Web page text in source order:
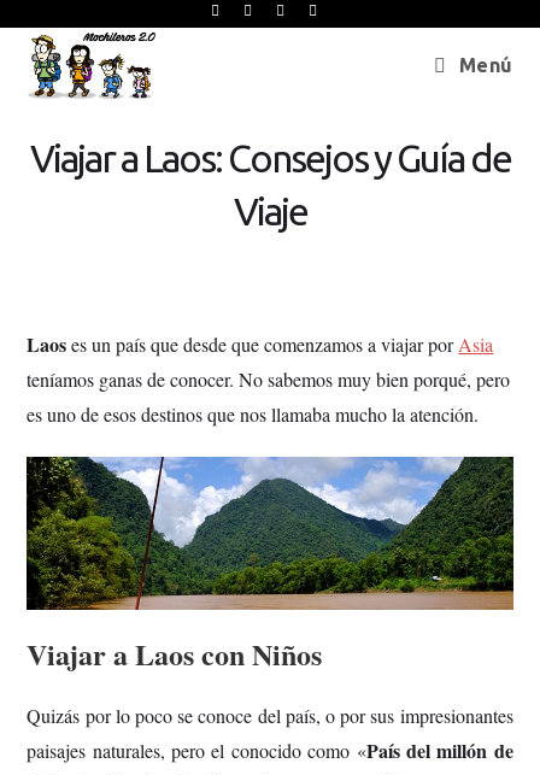
Menú
Viajar a Laos: Consejos y Guía de
Viaje
Laoses un país que desde que comenzamos a viajar porAsia
teníamos ganas de conocer. No sabemos muy bien porqué, pero
es uno de esos destinos que nos llamaba mucho la atención.
Viajar a Laos con Niños
Quizás por lo poco se conoce del país, o por sus impresionantes
paisajes naturales, pero el conocido como «País del millón de